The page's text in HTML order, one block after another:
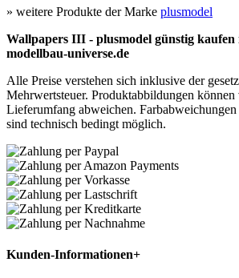
» weitere Produkte der Marke plusmodel
Wallpapers III - plusmodel günstig kaufen
modellbau-universe.de
Alle Preise verstehen sich inklusive der
Mehrwertsteuer. Produktabbildungen können
Lieferumfang abweichen.
sind technisch bedingt möglich.
Kunden-Informationen+